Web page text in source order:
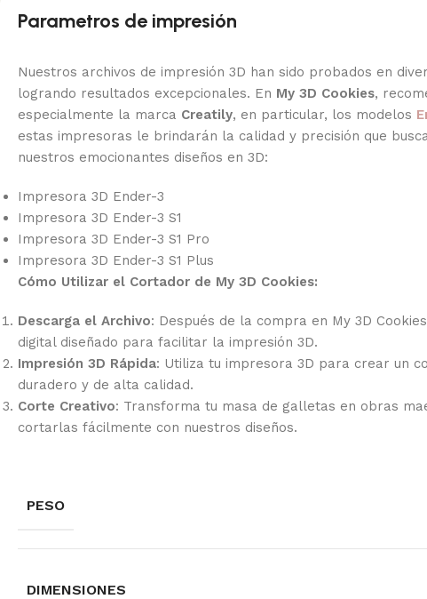
Parametros de impresión
Nuestros archivos de impresión 3D han sido probados en
logrando resultados excepcionales. En My 3D Cookies,
especialmente la marca Creatily, en particular, los modelos
estas impresoras le brindarán la calidad y precisión que
nuestros emocionantes diseños en 3D:
Impresora 3D Ender-3
Impresora 3D Ender-3 S1
Impresora 3D Ender-3 S1 Pro
Impresora 3D Ender-3 S1 Plus
Cómo Utilizar el Cortador de My 3D Cookies:
Descarga el Archivo: Después de la compra en My 3D
digital diseñado para facilitar la impresión 3D.
Impresión 3D Rápida: Utiliza tu impresora 3D para crear un
duradero y de alta calidad.
Corte Creativo: Transforma tu masa de galletas en obras
cortarlas fácilmente con nuestros diseños.
PESO
DIMENSIONES